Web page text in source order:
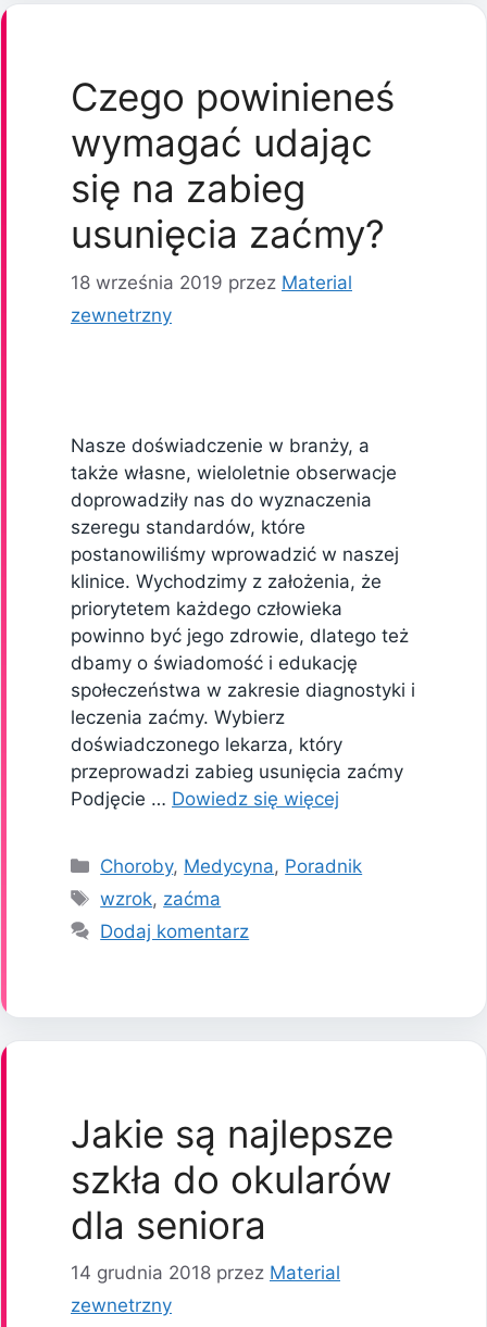
Czego powinieneś
wymagać udając
się na zabieg
usunięcia zaćmy?
18 września 2019 przez Material
zewnetrzny
Nasze doświadczenie w branży, a
także własne, wieloletnie obserwacje
doprowadziły nas do wyznaczenia
szeregu standardów, które
postanowiliśmy wprowadzić w naszej
klinice. Wychodzimy z założenia, że
priorytetem każdego człowieka
powinno być jego zdrowie, dlatego też
dbamy o świadomość i edukację
społeczeństwa w zakresie diagnostyki i
leczenia zaćmy. Wybierz
doświadczonego lekarza, który
przeprowadzi zabieg usunięcia zaćmy
Podjęcie … Dowiedz się więcej
Kategorie
Choroby, Medycyna, Poradnik
Tagi
wzrok, zaćma
Dodaj komentarz
Jakie są najlepsze
szkła do okularów
dla seniora
14 grudnia 2018 przez Material
zewnetrzny